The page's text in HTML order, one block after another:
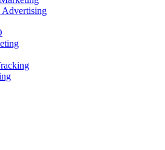
Advertising